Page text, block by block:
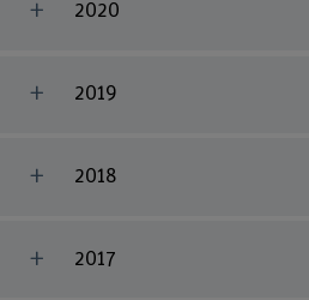
2020
2019
2018
2017